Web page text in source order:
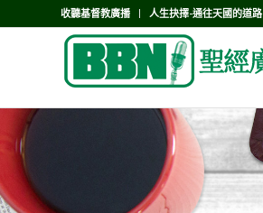
收聽基督教廣播 人生抉擇-通往天國的道路